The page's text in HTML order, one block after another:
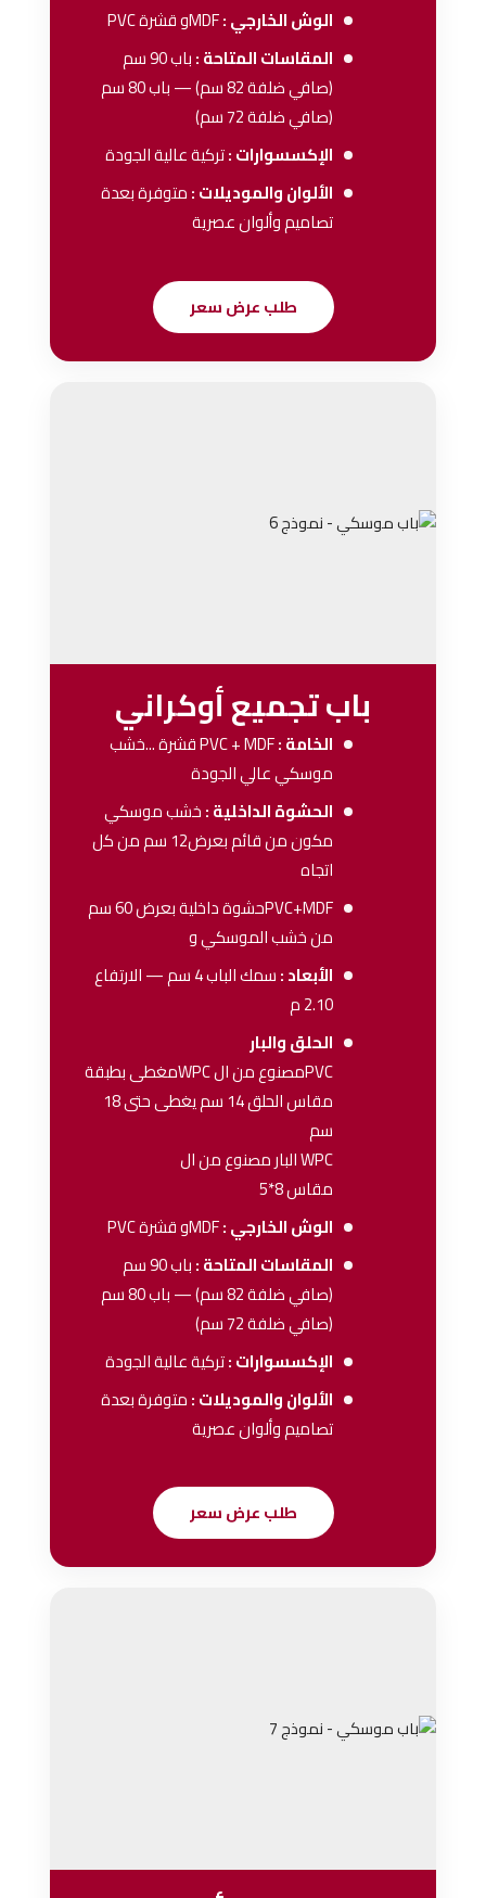
الوش الخارجي :
المقاسات المتاحة :
باب 90 سم
(صافي ضلفة 82 سم) — باب 80 سم
(صافي ضلفة 72 سم)
الإكسسوارات :تركية عالية الجودة
الألوان والموديلات :متوفرة بعدة
تصاميم وألوان عصرية
طلب عرض سعر
باب تجميع أوكراني
الخامة :PVC + MDFقشرة ...خشب
موسكي عالي الجودة
الحشوة الداخلية :خشب موسكي
مكون من قائم بعرض12 سم من كل
اتجاه
PVC+MDFحشوة داخلية بعرض 60 سم
من خشب الموسكي و
الأبعاد :
سمك الباب 4 سم — الارتفاع
2.10 م
الحلق والبار
PVCمصنوع من ال WPCمغطى بطبقة
مقاس الحلق 14 سم يغطى حتى 18
سم
WPC البار مصنوع من ال
مقاس 8*5
الوش الخارجي :
المقاسات المتاحة :
باب 90 سم
(صافي ضلفة 82 سم) — باب 80 سم
(صافي ضلفة 72 سم)
الإكسسوارات :تركية عالية الجودة
الألوان والموديلات :متوفرة بعدة
تصاميم وألوان عصرية
طلب عرض سعر